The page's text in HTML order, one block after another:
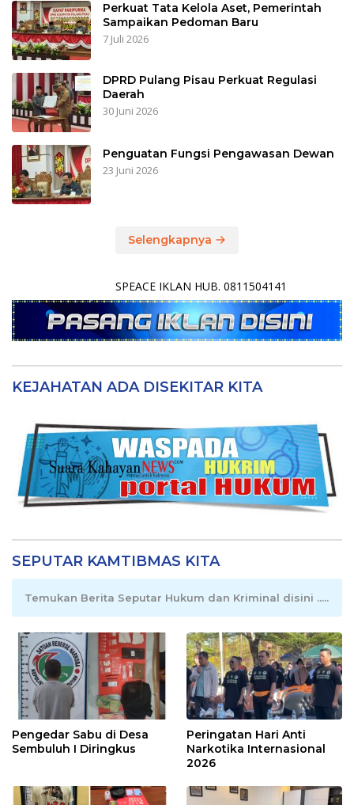
Perkuat Tata Kelola Aset, Pemerintah
Sampaikan Pedoman Baru
7 Juli 2026
DPRD Pulang Pisau Perkuat Regulasi
Daerah
30 Juni 2026
Penguatan Fungsi Pengawasan Dewan
23 Juni 2026
Selengkapnya
SPEACE IKLAN HUB. 0811504141
KEJAHATAN ADA DISEKITAR KITA
SEPUTAR KAMTIBMAS KITA
Temukan Berita Seputar Hukum dan Kriminal disini .....
Pengedar Sabu di Desa
Sembuluh I Diringkus
Peringatan Hari Anti
Narkotika Internasional
2026